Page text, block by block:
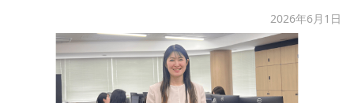
2026年6月1日